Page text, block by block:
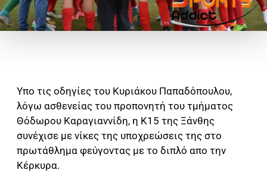
Υπο τις οδηγίες του Κυριάκου Παπαδόπουλου,
λόγω ασθενείας του προπονητή του τμήματος
Θόδωρου Καραγιαννίδη, η Κ15 της Ξάνθης
συνέχισε με νίκες της υποχρεώσεις της στο
πρωτάθλημα φεύγοντας με το διπλό απο την
Κέρκυρα.